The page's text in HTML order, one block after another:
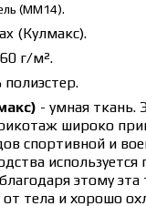
(ММ14).
(Кулмакс).
г/м².
полиэстер.
- умная ткань.
широко
спортивной и
используется
этому эта
от тела и хорошо